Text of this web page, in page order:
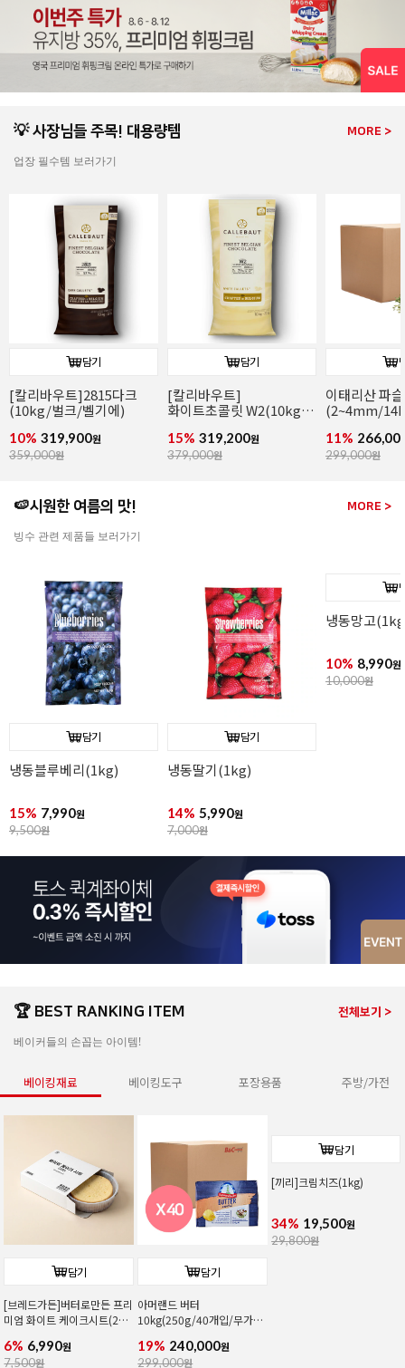
💡 사장님들 주목! 대용량템 MORE >
업장 필수템 보러가기
담기
[칼리바우트]2815다크
(10kg/벌크/벨기에)
10% 319,900원
359,000원
담기
[칼리바우트]
화이트초콜릿 W2(10kg/
15% 319,200원
379,000원
이태리산 파
(2~4mm/
파슬리후레
11%
299,000원
🍉시원한 여름의 맛! MORE >
빙수 관련 제품들 보러가기
담기
냉동블루베리(1kg)
15% 7,990원
9,500원
담기
냉동딸기(1kg)
14% 5,990원
7,000원
냉동망고
10% 8,990원
10,000원
🏆 BEST RANKING ITEM 전체보기 >
베이커들의 손꼽는 아이템!
베이킹재료 베이킹도구 포장용품 주방/가전
담기
[브레드가든]버터로만든 프리
미엄 화이트 케이크시트(2호/
6% 6,990원
7,500원
담기
아머랜드 버터
10kg(250g/40개입/무가
19% 240,000원
299,000원